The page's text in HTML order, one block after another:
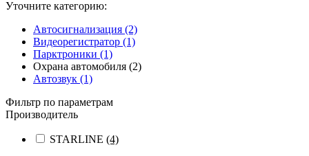
Уточните категорию:
Автосигнализация (2)
Видеорегистратор (1)
Парктроники (1)
Охрана автомобиля (2)
Автозвук (1)
Фильтр по параметрам
Производитель
STARLINE (4)